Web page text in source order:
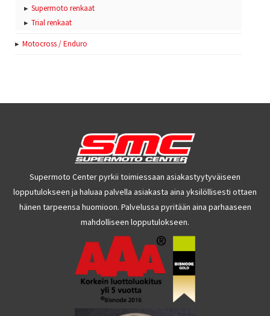
Supermoto renkaat
Trial renkaat
Motocross / Enduro
Supermoto Center pyrkii toimiessaan asiakastyytyväiseen
lopputulokseen ja haluaa palvella asiakasta aina yksilöllisesti ottaen
hänen tarpeensa huomioon. Palvelussa pyritään aina parhaaseen
mahdolliseen lopputulokseen.